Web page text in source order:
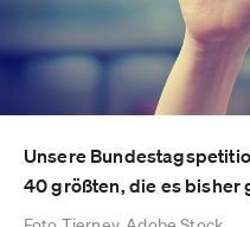
Unsere
40 größten, die es bisher